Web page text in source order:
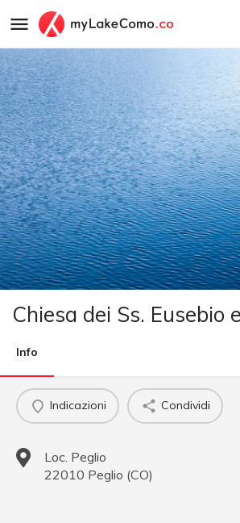
Chiesa dei Ss. Eusebio
Info
Indicazioni Condividi
Loc. Peglio
22010 Peglio (CO)